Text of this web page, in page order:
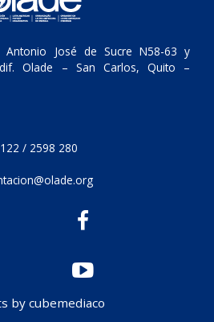
Antonio José de Sucre N58-63 y
Olade – San Carlos, Quito –
/ 2598 280
by cubemediaco